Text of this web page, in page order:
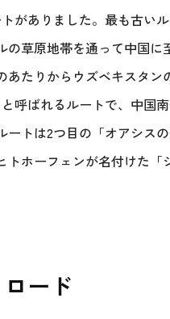
がありました。最も古い
草原地帯を通って中国
あたりからウズベキスタ
呼ばれるルートで、中国
トは2つ目の「オアシス
ホーフェンが名付けた
ード